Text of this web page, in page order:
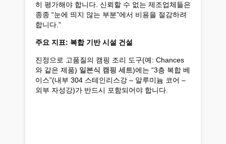
히 평가해야 합니다. 신뢰할 수 없는 제조업체들은
종종 “눈에 띄지 않는 부분”에서 비용을 절감하려
합니다.”
주요 지표: 복합 기반 시설 건설
진정으로 고품질의 캠핑 조리 도구(예: Chances
와 같은 제품) 일본식 캠핑 세트)에는 “3층 복합 베
이스”(내부 304 스테인리스강 – 알루미늄 코어 –
외부 자성강)가 반드시 포함되어야 합니다.